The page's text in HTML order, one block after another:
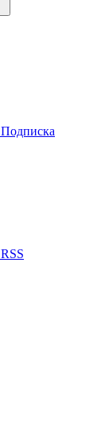
Подписка
RSS